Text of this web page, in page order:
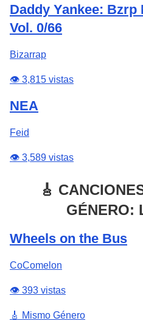
Daddy Yankee: Bzrp
Vol. 0/66
Bizarrap
👁️ 3,815 vistas
NEA
Feid
👁️ 3,589 vistas
🎸
GÉNERO:
Wheels on the Bus
CoComelon
👁️ 393 vistas
🎸 Mismo Género